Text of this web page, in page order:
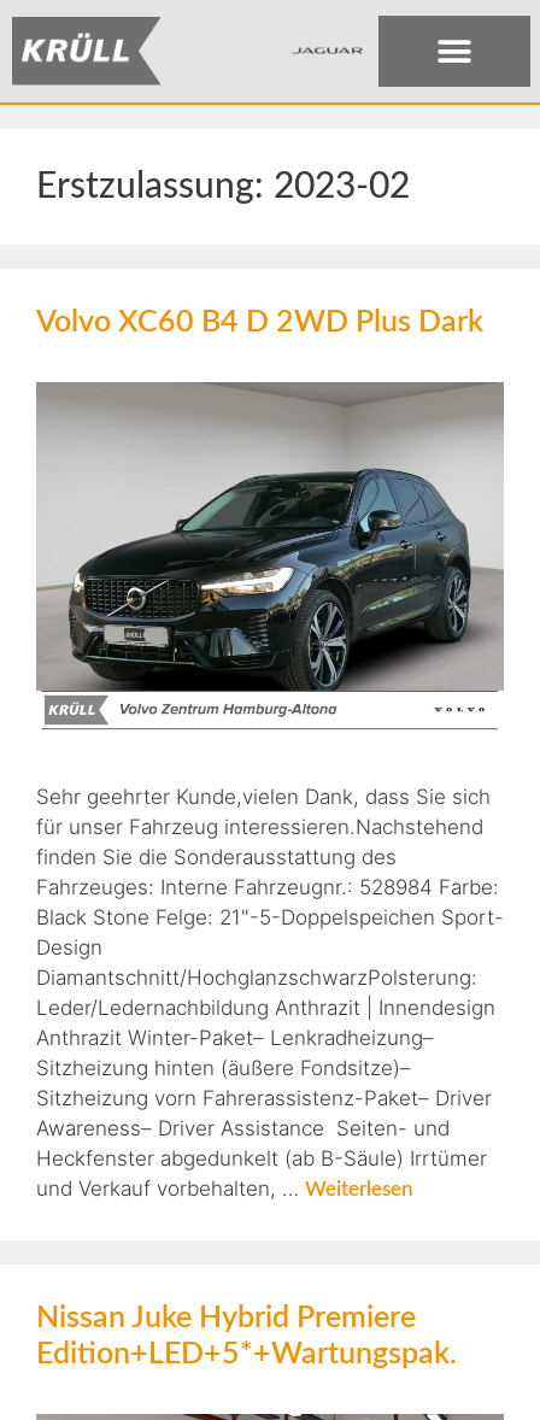
Erstzulassung: 2023-02
Volvo XC60 B4 D 2WD Plus Dark
Sehr geehrter Kunde,vielen Dank, dass Sie sich
für unser Fahrzeug interessieren.Nachstehend
finden Sie die Sonderausstattung des
Fahrzeuges: Interne Fahrzeugnr.: 528984 Farbe:
Black Stone Felge: 21"-5-Doppelspeichen Sport-
Design
Diamantschnitt/HochglanzschwarzPolsterung:
Leder/Ledernachbildung Anthrazit | Innendesign
Anthrazit Winter-Paket– Lenkradheizung–
Sitzheizung hinten (äußere Fondsitze)–
Sitzheizung vorn Fahrerassistenz-Paket– Driver
Awareness– Driver Assistance Seiten- und
Heckfenster abgedunkelt (ab B-Säule) Irrtümer
und Verkauf vorbehalten, … Weiterlesen
Nissan Juke Hybrid Premiere
Edition+LED+5*+Wartungspak.